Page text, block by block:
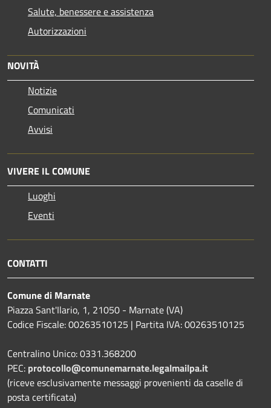
Salute, benessere e assistenza
Autorizzazioni
NOVITÀ
Notizie
Comunicati
Avvisi
VIVERE IL COMUNE
Luoghi
Eventi
CONTATTI
Comune di Marnate
Piazza Sant'Ilario, 1, 21050 - Marnate (VA)
Codice Fiscale: 00263510125 | Partita IVA: 00263510125
Centralino Unico: 0331.368200
PEC: protocollo@comunemarnate.legalmailpa.it
(riceve esclusivamente messaggi provenienti da caselle di
posta certificata)